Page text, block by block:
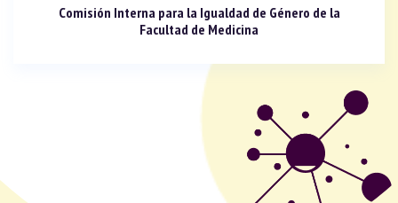
Comisión Interna para la Igualdad de Género de la
Facultad de Medicina